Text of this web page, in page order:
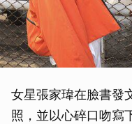
女星張家瑋在臉書發
照，並以心碎口吻寫